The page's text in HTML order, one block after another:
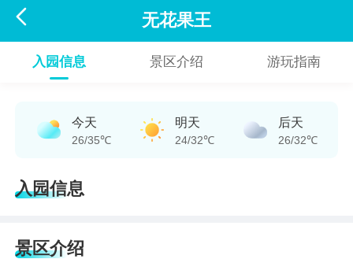
 无花果王
入园信息 景区介绍 游玩指南
今天
26/35℃
明天
24/32℃
后天
26/32℃
入园信息
景区介绍